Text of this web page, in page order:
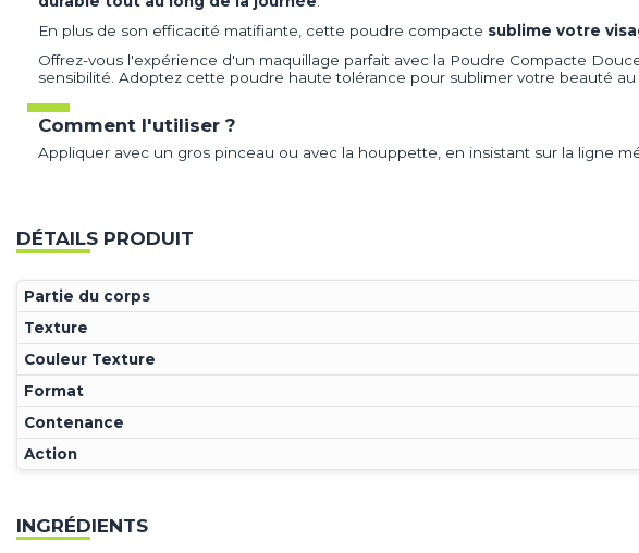
En plus de son efficacité matifiante, cette poudre compacte sublime votre
Offrez-vous l'expérience d'un maquillage parfait avec la Poudre Compacte
sensibilité. Adoptez cette poudre haute tolérance pour sublimer votre beauté au
Comment l'utiliser ?
Appliquer avec un gros pinceau ou avec la houppette, en insistant sur la ligne
DÉTAILS PRODUIT
Partie du corps
Texture
Couleur Texture
Format
Contenance
Action
INGRÉDIENTS